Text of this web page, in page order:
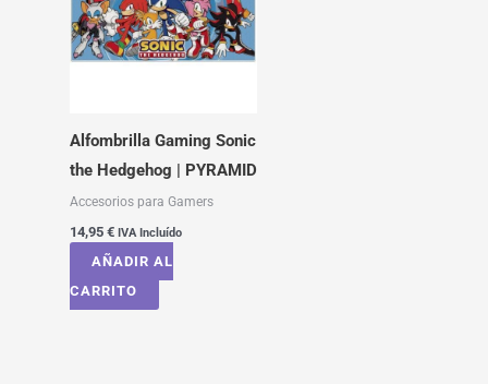
Alfombrilla Gaming Sonic
the Hedgehog | PYRAMID
Accesorios para Gamers
14,95 € IVA Incluído
AÑADIR AL
CARRITO